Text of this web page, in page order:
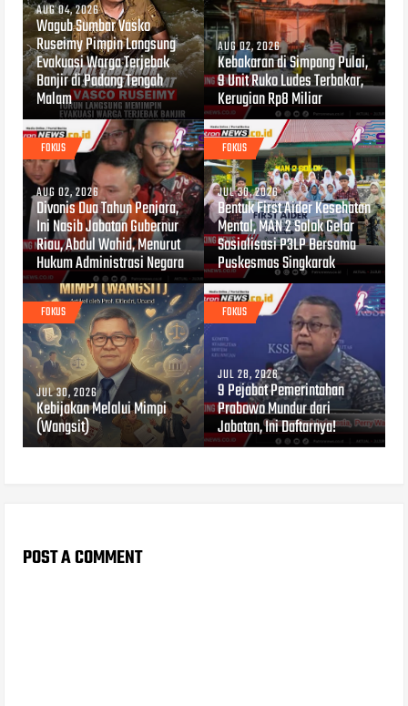
AUG 04, 2026
Wagub Sumbar Vasko
Ruseimy Pimpin Langsung
Evakuasi Warga Terjebak
Banjir di Padang Tengah
Malam
AUG 02, 2026
Kebakaran di Simpang Pulai,
9 Unit Ruko Ludes Terbakar,
Kerugian Rp8 Miliar
FOKUS
AUG 02, 2026
Divonis Dua Tahun Penjara,
Ini Nasib Jabatan Gubernur
Riau, Abdul Wahid, Menurut
Hukum Administrasi Negara
FOKUS
JUL 30, 2026
Bentuk First Aider Kesehatan
Mental, MAN 2 Solok Gelar
Sosialisasi P3LP Bersama
Puskesmas Singkarak
FOKUS
JUL 30, 2026
Kebijakan Melalui Mimpi
(Wangsit)
FOKUS
JUL 28, 2026
9 Pejabat Pemerintahan
Prabowo Mundur dari
Jabatan, Ini Daftarnya!
POST A COMMENT